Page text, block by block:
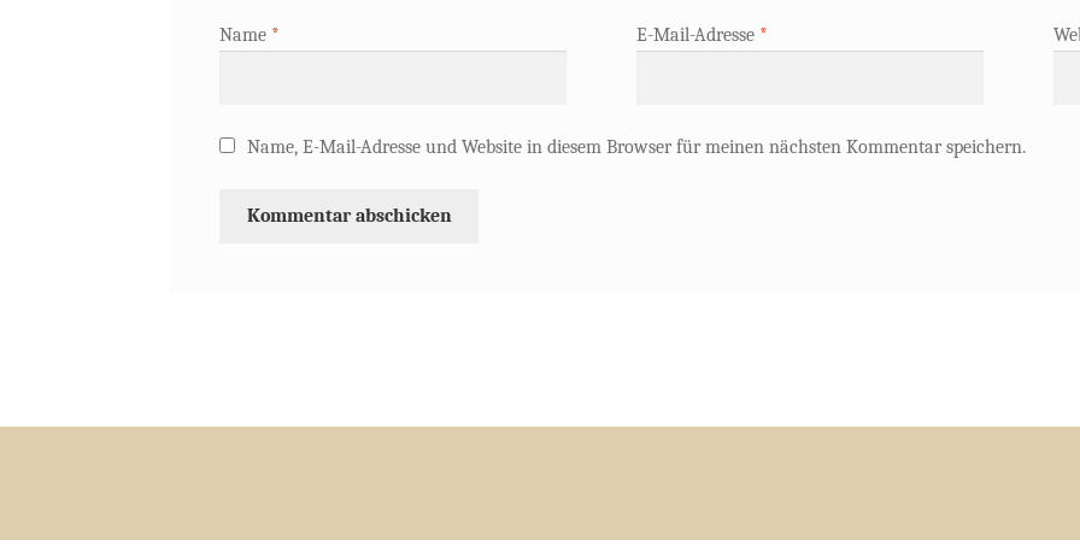
Name * E-Mail-Adresse *
Name, E-Mail-Adresse und Website in diesem Browser für meinen nächsten Kommentar speichern.